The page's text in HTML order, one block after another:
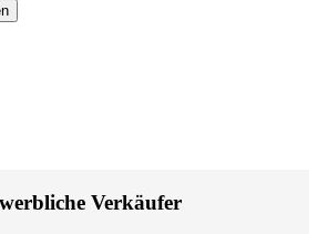
Verkäufer